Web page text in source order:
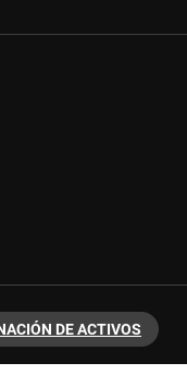
DE ACTIVOS